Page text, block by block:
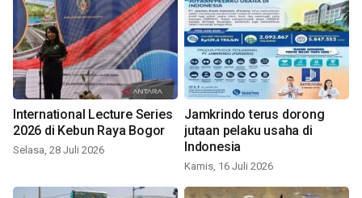
International Lecture Series
2026 di Kebun Raya Bogor
Selasa, 28 Juli 2026
Jamkrindo terus dorong
jutaan pelaku usaha di
Indonesia
Kamis, 16 Juli 2026